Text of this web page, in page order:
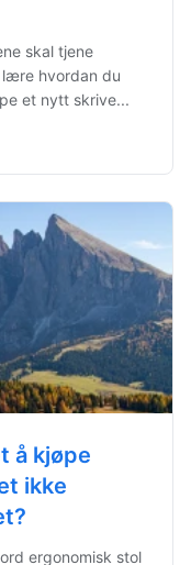
skal tjene
hvordan du
et nytt skrive...
å kjøpe
ikke
ergonomisk stol